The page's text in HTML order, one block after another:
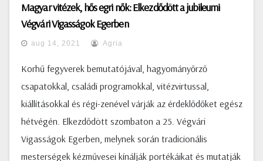
Magyar vitézek, hős egri nők: Elkezdődött a jubileumi
Végvári Vigasságok Egerben
aug 14, 2021 Agria
Korhű fegyverek bemutatójával, hagyományőrző
csapatokkal, családi programokkal, vitézvirtussal,
kiállításokkal és régi-zenével várják az érdeklődőket egész
hétvégén. Elkezdődött szombaton a 25. Végvári
Vigasságok Egerben, melynek során tradicionális
mesterségek kézművesei kínálják portékáikat és mutatják